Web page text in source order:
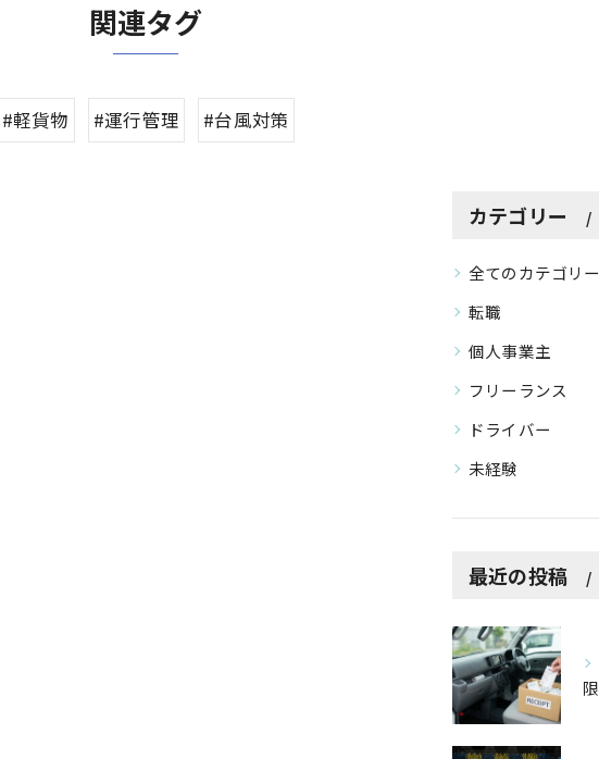
関連タグ
#軽貨物 #運行管理 #台風対策
カテゴリー
全てのカテゴリー
転職
個人事業主
フリーランス
ドライバー
未経験
最近の投稿